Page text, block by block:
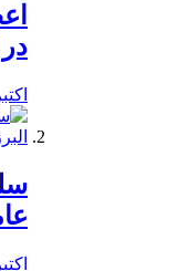
اکتبر 19,
اکتبر 18,